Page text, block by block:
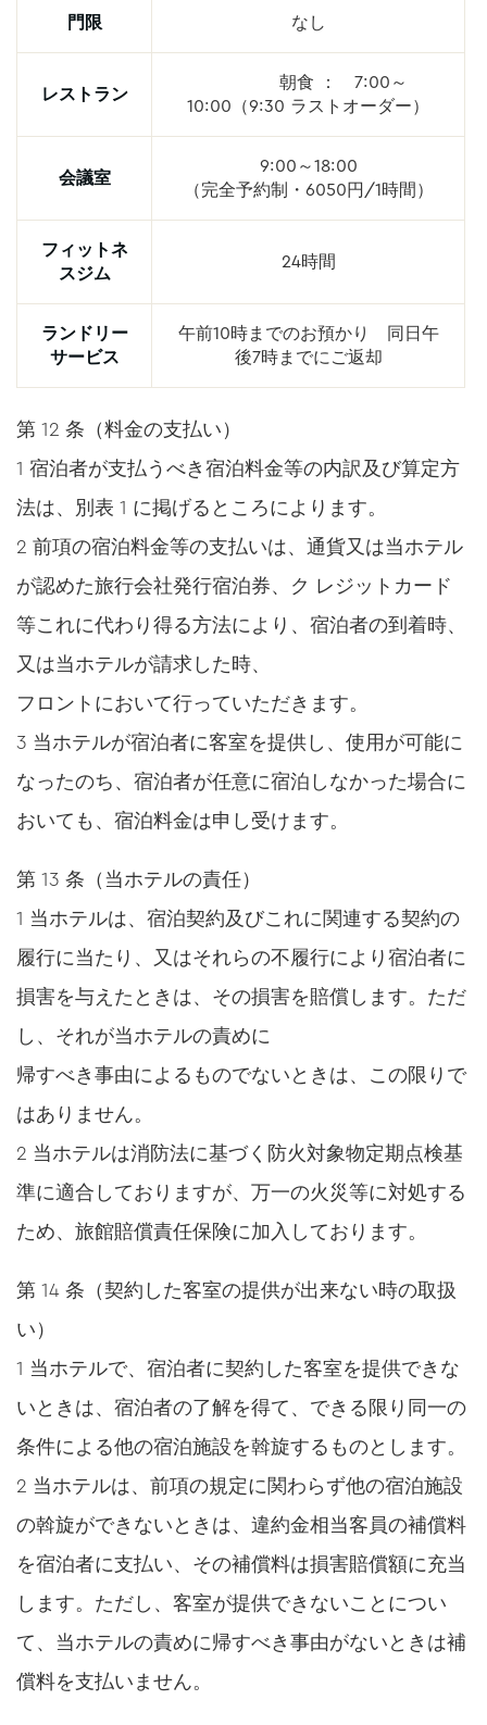
門限 なし
レストラン
朝食 ： 7:00～
10:00（9:30 ラストオーダー）
会議室
9:00～18:00
（完全予約制・6050円/1時間）
フィットネ
スジム
24時間
ランドリー
サービス
午前10時までのお預かり 同日午
後7時までにご返却
第 12 条（料金の支払い）
1 宿泊者が支払うべき宿泊料金等の内訳及び算定方
法は、別表 1 に掲げるところによります。
2 前項の宿泊料金等の支払いは、通貨又は当ホテル
が認めた旅行会社発行宿泊券、ク レジットカード
等これに代わり得る方法により、宿泊者の到着時、
又は当ホテルが請求した時、
フロントにおいて行っていただきます。
3 当ホテルが宿泊者に客室を提供し、使用が可能に
なったのち、宿泊者が任意に宿泊しなかった場合に
おいても、宿泊料金は申し受けます。
第 13 条（当ホテルの責任）
1 当ホテルは、宿泊契約及びこれに関連する契約の
履行に当たり、又はそれらの不履行により宿泊者に
損害を与えたときは、その損害を賠償します。ただ
し、それが当ホテルの責めに
帰すべき事由によるものでないときは、この限りで
はありません。
2 当ホテルは消防法に基づく防火対象物定期点検基
準に適合しておりますが、万一の火災等に対処する
ため、旅館賠償責任保険に加入しております。
第 14 条（契約した客室の提供が出来ない時の取扱
い）
1 当ホテルで、宿泊者に契約した客室を提供できな
いときは、宿泊者の了解を得て、できる限り同一の
条件による他の宿泊施設を斡旋するものとします。
2 当ホテルは、前項の規定に関わらず他の宿泊施設
の斡旋ができないときは、違約金相当客員の補償料
を宿泊者に支払い、その補償料は損害賠償額に充当
します。ただし、客室が提供できないことについ
て、当ホテルの責めに帰すべき事由がないときは補
償料を支払いません。